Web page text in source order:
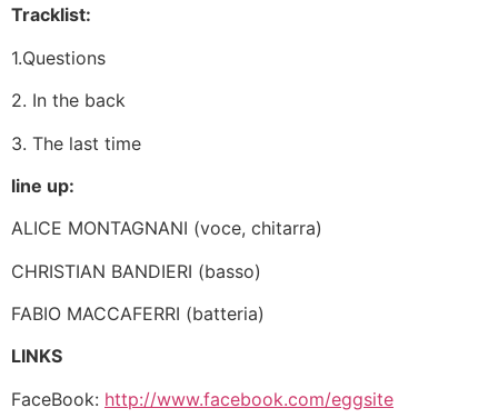
Tracklist:
1.Questions
2. In the back
3. The last time
line up:
ALICE MONTAGNANI (voce, chitarra)
CHRISTIAN BANDIERI (basso)
FABIO MACCAFERRI (batteria)
LINKS
FaceBook: http://www.facebook.com/eggsite